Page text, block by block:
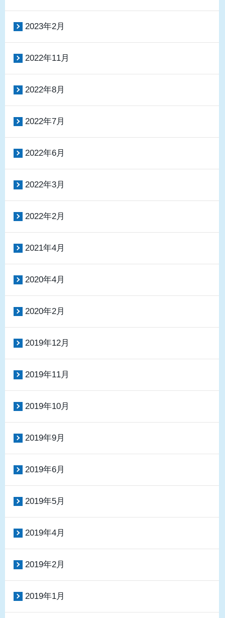
2023年2月
2022年11月
2022年8月
2022年7月
2022年6月
2022年3月
2022年2月
2021年4月
2020年4月
2020年2月
2019年12月
2019年11月
2019年10月
2019年9月
2019年6月
2019年5月
2019年4月
2019年2月
2019年1月